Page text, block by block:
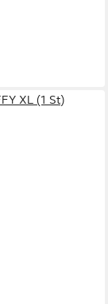
XL (1 St)